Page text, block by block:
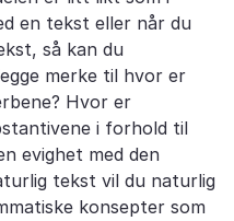
en tekst eller når du
så kan du
merke til hvor er
Hvor er
i forhold til
evighet med den
tekst vil du naturlig
konsepter som